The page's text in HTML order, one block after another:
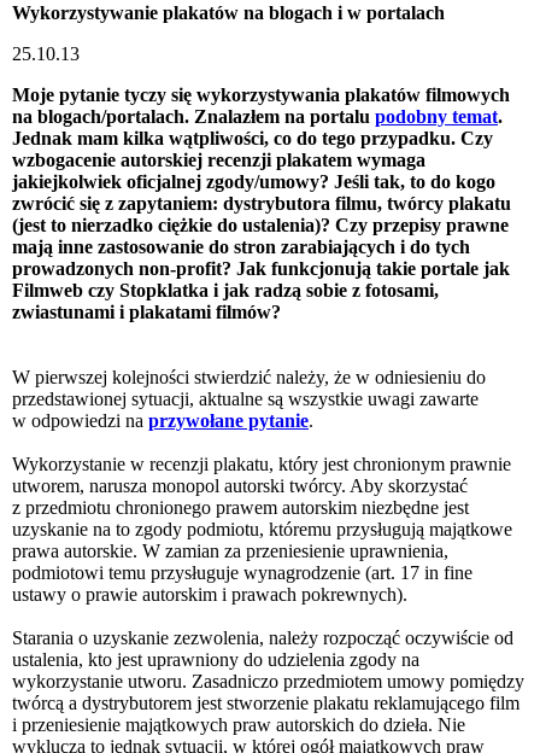
Wykorzystywanie plakatów na blogach i w portalach
25.10.13
Moje pytanie tyczy się wykorzystywania plakatów filmowych
na blogach/portalach. Znalazłem na portalu podobny temat.
Jednak mam kilka wątpliwości, co do tego przypadku. Czy
wzbogacenie autorskiej recenzji plakatem wymaga
jakiejkolwiek oficjalnej zgody/umowy? Jeśli tak, to do kogo
zwrócić się z zapytaniem: dystrybutora filmu, twórcy plakatu
(jest to nierzadko ciężkie do ustalenia)? Czy przepisy prawne
mają inne zastosowanie do stron zarabiających i do tych
prowadzonych non-profit? Jak funkcjonują takie portale jak
Filmweb czy Stopklatka i jak radzą sobie z fotosami,
zwiastunami i plakatami filmów?
W pierwszej kolejności stwierdzić należy, że w odniesieniu do
przedstawionej sytuacji, aktualne są wszystkie uwagi zawarte
w odpowiedzi na przywołane pytanie.
Wykorzystanie w recenzji plakatu, który jest chronionym prawnie
utworem, narusza monopol autorski twórcy. Aby skorzystać
z przedmiotu chronionego prawem autorskim niezbędne jest
uzyskanie na to zgody podmiotu, któremu przysługują majątkowe
prawa autorskie. W zamian za przeniesienie uprawnienia,
podmiotowi temu przysługuje wynagrodzenie (art. 17 in fine
ustawy o prawie autorskim i prawach pokrewnych).
Starania o uzyskanie zezwolenia, należy rozpocząć oczywiście od
ustalenia, kto jest uprawniony do udzielenia zgody na
wykorzystanie utworu. Zasadniczo przedmiotem umowy pomiędzy
twórcą a dystrybutorem jest stworzenie plakatu reklamującego film
i przeniesienie majątkowych praw autorskich do dzieła. Nie
wyklucza to jednak sytuacji, w której ogół majątkowych praw